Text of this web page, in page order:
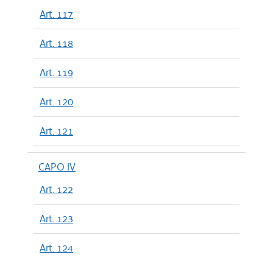
Art. 117
Art. 118
Art. 119
Art. 120
Art. 121
CAPO IV
Art. 122
Art. 123
Art. 124